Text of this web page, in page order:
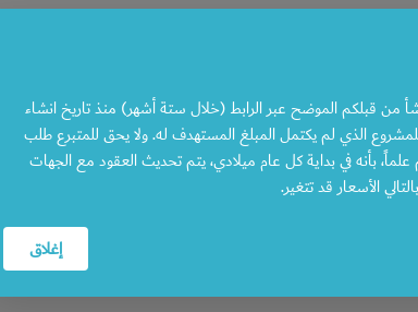
من قبلكم الموضح عبر الرابط (خلال ستة أشهر) منذ تاريخ انشاء
الذي لم يكتمل المبلغ المستهدف له. ولا يحق للمتبرع طلب
بأنه في بداية كل عام ميلادي، يتم تحديث العقود مع الجهات
الأسعار قد تتغير.
إغلاق